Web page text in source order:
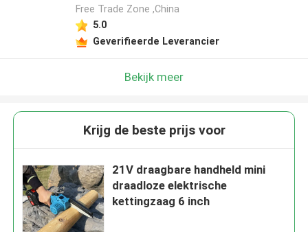
Laat een bericht achter
Free Trade Zone ,China
5.0
Geverifieerde Leverancier
Bekijk meer
Krijg de beste prijs voor
21V draagbare handheld mini
draadloze elektrische
kettingzaag 6 inch